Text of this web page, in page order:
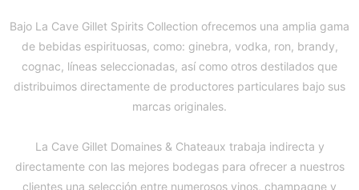
Bajo La Cave Gillet Spirits Collection ofrecemos una amplia gama
de bebidas espirituosas, como: ginebra, vodka, ron, brandy,
cognac, líneas seleccionadas, así como otros destilados que
distribuimos directamente de productores particulares bajo sus
marcas originales.
La Cave Gillet Domaines & Chateaux trabaja indirecta y
directamente con las mejores bodegas para ofrecer a nuestros
clientes una selección entre numerosos vinos, champagne y